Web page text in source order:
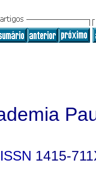
ISSN 1415-